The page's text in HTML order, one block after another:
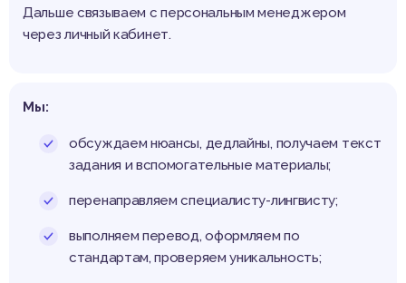
Дальше связываем с персональным менеджером
через личный кабинет.
Мы:
обсуждаем нюансы, дедлайны, получаем текст
задания и вспомогательные материалы;
перенаправляем специалисту-лингвисту;
выполняем перевод, оформляем по
стандартам, проверяем уникальность;